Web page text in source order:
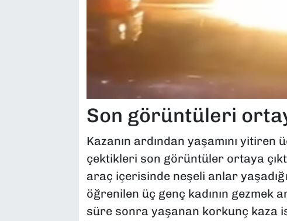
Son görüntüleri
Kazanın ardından yaşamını yitiren
çektikleri son görüntüler ortaya
araç içerisinde neşeli anlar
öğrenilen üç genç kadının gezmek
süre sonra yaşanan korkunç kaza